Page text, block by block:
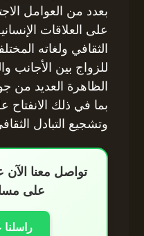
بعدد من العوامل
على العلاقات
الثقافي ولغاته
للزواج بين الأجانب
الظاهرة العديد من
بما في ذلك الانفتاح
وتشجيع التبادل
تواصل معنا
على